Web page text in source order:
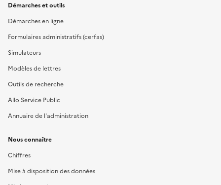
Démarches et outils
Démarches en ligne
Formulaires administratifs (cerfas)
Simulateurs
Modèles de lettres
Outils de recherche
Allo Service Public
Annuaire de l'administration
Nous connaître
Chiffres
Mise à disposition des données